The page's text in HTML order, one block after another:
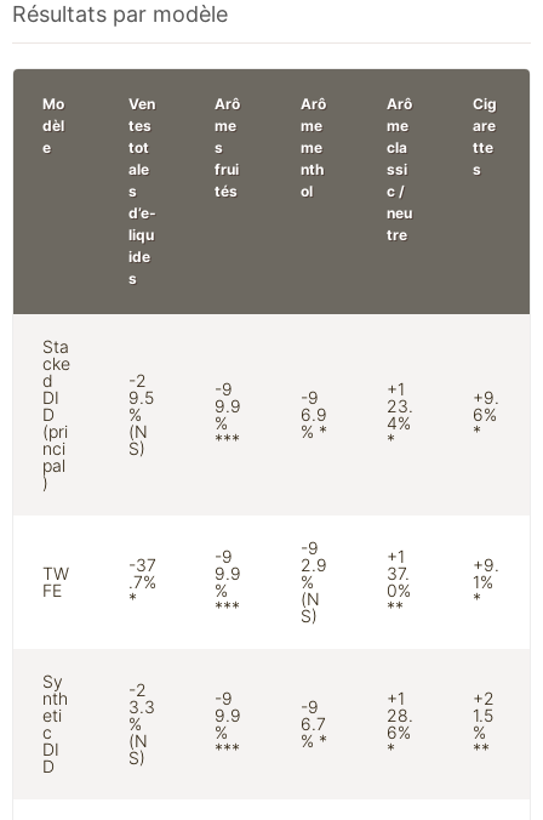
Résultats par modèle
Mo
dèl
e
Ven
tes
tot
ale
s
d’e-
liqu
ide
s
Arô
me
s
frui
tés
Arô
me
me
nth
ol
Arô
me
cla
ssi
c /
neu
tre
Cig
are
tte
s
Sta
cke
d
DI
D
(pri
nci
pal
)
-2
9.5
%
(N
S)
-9
9.9
%
***
-9
6.9
% *
+1
23.
4%
*
+9.
6%
*
TW
FE
-37
.7%
*
-9
9.9
%
***
-9
2.9
%
(N
S)
+1
37.
0%
**
+9.
1%
*
Sy
nth
eti
c
DI
D
-2
3.3
%
(N
S)
-9
9.9
%
***
-9
6.7
% *
+1
28.
6%
*
+2
1.5
%
**